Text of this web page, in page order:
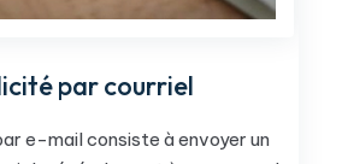
par courriel
e-mail consiste à envoyer un